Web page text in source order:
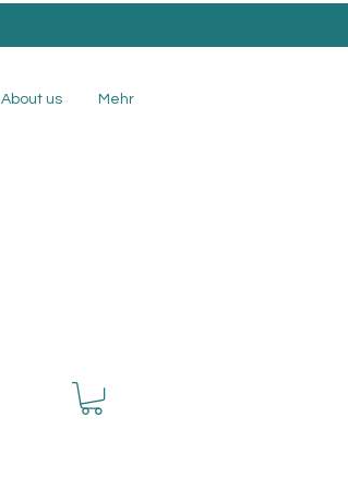
About us Mehr